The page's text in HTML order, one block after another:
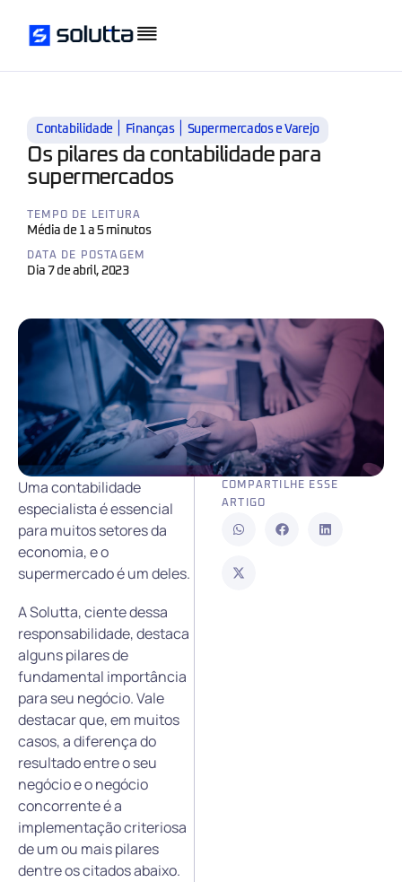
Contabilidade Finanças| Supermercados e Varejo
Os pilares da contabilidade para
supermercados
TEMPO DE LEITURA
Média de 1 a 5 minutos
DATA DE POSTAGEM
Dia 7 de abril, 2023
Uma contabilidade
especialista é essencial
para muitos setores da
economia, e o
supermercado é um deles.
A Solutta, ciente dessa
responsabilidade, destaca
alguns pilares de
fundamental importância
para seu negócio. Vale
destacar que, em muitos
casos, a diferença do
resultado entre o seu
negócio e o negócio
concorrente é a
implementação criteriosa
de um ou mais pilares
dentre os citados abaixo.
COMPARTILHE ESSE
ARTIGO